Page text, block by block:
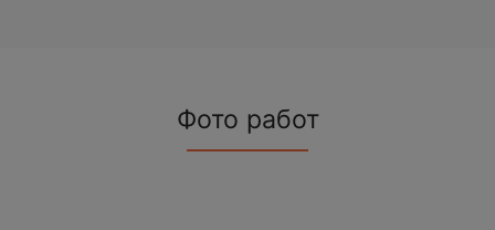
Фото работ